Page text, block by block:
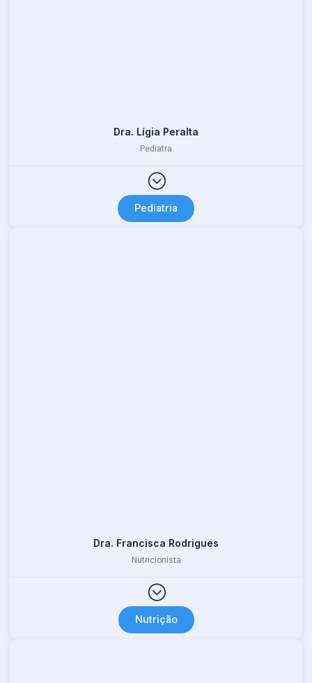
Dra. Lígia Peralta
Pediatra
Pediatria
Dra. Francisca Rodrigues
Nutricionista
Nutrição